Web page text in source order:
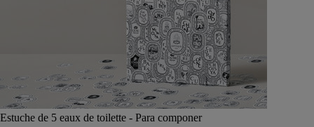
Estuche de 5 eaux de toilette - Para componer